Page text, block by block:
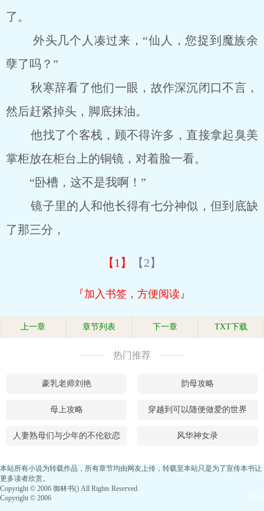
了。
外头几个人凑过来，“仙人，您捉到魔族余
孽了吗？”
秋寒辞看了他们一眼，故作深沉闭口不言，
然后赶紧掉头，脚底抹油。
他找了个客栈，顾不得许多，直接拿起臭美
掌柜放在柜台上的铜镜，对着脸一看。
“卧槽，这不是我啊！”
镜子里的人和他长得有七分神似，但到底缺
了那三分，
【1】 【2】
『加入书签，方便阅读』
上一章 章节列表 下一章 TXT下载
热门推荐
豪乳老师刘艳 韵母攻略
母上攻略 穿越到可以随便做爱的世界
人妻熟母们与少年的不伦欲恋 风华神女录
本站所有小说为转载作品，所有章节均由网友上传，转载至本站只是为了宣传本书让
更多读者欣赏。
Copyright © 2006 御林书() All Rights Reserved.
Copyright © 2006